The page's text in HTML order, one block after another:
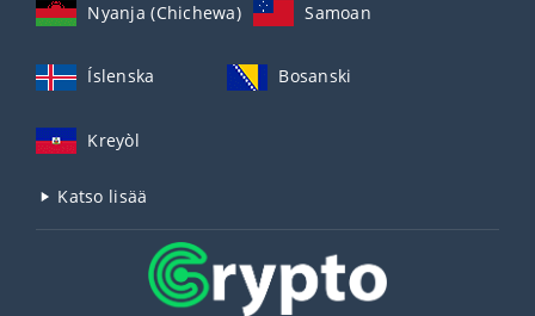
Nyanja (Chichewa) Samoan
Íslenska Bosanski
Kreyòl
Katso lisää